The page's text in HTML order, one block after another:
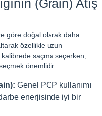
(Grain) Atış
göre doğal olarak daha
özellikle uzun
kalibrede saçma seçerken,
önemlidir:
Genel PCP kullanımı
enerjisinde iyi bir